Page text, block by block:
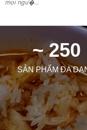
mọi ngư�...
~ 250
SẢN PHẨM ĐA